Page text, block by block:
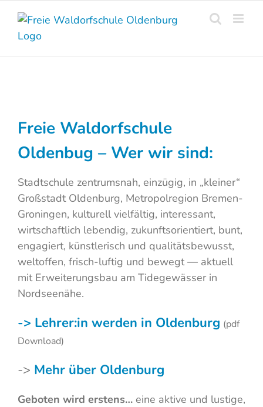
content
Freie Waldorfschule
Oldenbug – Wer wir sind:
Stadtschule zentrumsnah, einzügig, in „kleiner“
Großstadt Oldenburg, Metropolregion Bremen-
Groningen, kulturell vielfältig, interessant,
wirtschaftlich lebendig, zukunftsorientiert, bunt,
engagiert, künstlerisch und qualitätsbewusst,
weltoffen, frisch-luftig und bewegt — aktuell
mit Erweiterungsbau am Tidegewässer in
Nordseenähe.
-> Lehrer:in werden in Oldenburg (pdf
Download)
-> Mehr über Oldenburg
Geboten wird erstens…eine aktive und lustige,